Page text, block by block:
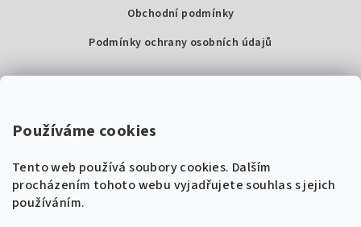
Používáme cookies
Tento web používá soubory cookies. Dalším
procházením tohoto webu vyjadřujete souhlas s jejich
používáním.
Obchodní podmínky
Podmínky ochrany osobních údajů
Super Noty, s.r.o.
IČ: 04568672